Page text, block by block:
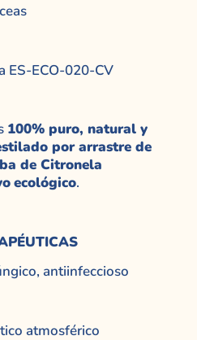
ES-ECO-020-CV
100% puro, natural y
por arrastre de
de Citronela
ecológico.
antiinfeccioso
atmosférico